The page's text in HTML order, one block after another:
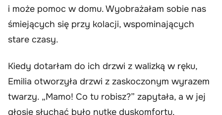
i może pomoc w domu. Wyobrażałam sobie nas
śmiejących się przy kolacji, wspominających
stare czasy.
Kiedy dotarłam do ich drzwi z walizką w ręku,
Emilia otworzyła drzwi z zaskoczonym wyrazem
twarzy. „Mamo! Co tu robisz?” zapytała, a w jej
głosie słychać było nutkę dyskomfortu.